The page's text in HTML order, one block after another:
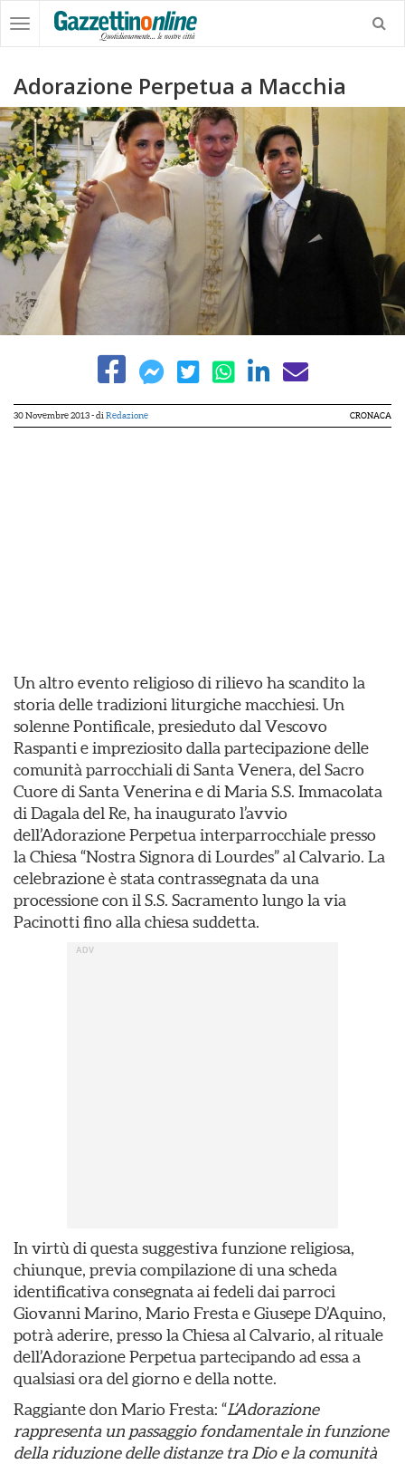
Adorazione Perpetua a Macchia
30 Novembre 2013- di Redazione CRONACA
Un altro evento religioso di rilievo ha scandito la
storia delle tradizioni liturgiche macchiesi. Un
solenne Pontificale, presieduto dal Vescovo
Raspanti e impreziosito dalla partecipazione delle
comunità parrocchiali di Santa Venera, del Sacro
Cuore di Santa Venerina e di Maria S.S. Immacolata
di Dagala del Re, ha inaugurato l’avvio
dell’Adorazione Perpetua interparrocchiale presso
la Chiesa “Nostra Signora di Lourdes” al Calvario. La
celebrazione è stata contrassegnata da una
processione con il S.S. Sacramento lungo la via
Pacinotti fino alla chiesa suddetta.
In virtù di questa suggestiva funzione religiosa,
chiunque, previa compilazione di una scheda
identificativa consegnata ai fedeli dai parroci
Giovanni Marino, Mario Fresta e Giusepe D’Aquino,
potrà aderire, presso la Chiesa al Calvario, al rituale
dell’Adorazione Perpetua partecipando ad essa a
qualsiasi ora del giorno e della notte.
Raggiante don Mario Fresta: “L’Adorazione
rappresenta un passaggio fondamentale in funzione
della riduzione delle distanze tra Dio e la comunità